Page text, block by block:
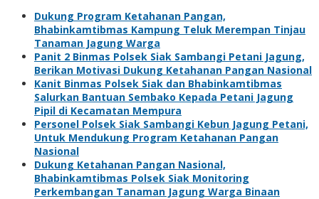
Dukung Program Ketahanan Pangan,
Bhabinkamtibmas Kampung Teluk Merempan Tinjau
Tanaman Jagung Warga
Panit 2 Binmas Polsek Siak Sambangi Petani Jagung,
Berikan Motivasi Dukung Ketahanan Pangan Nasional
Kanit Binmas Polsek Siak dan Bhabinkamtibmas
Salurkan Bantuan Sembako Kepada Petani Jagung
Pipil di Kecamatan Mempura
Personel Polsek Siak Sambangi Kebun Jagung Petani,
Untuk Mendukung Program Ketahanan Pangan
Nasional
Dukung Ketahanan Pangan Nasional,
Bhabinkamtibmas Polsek Siak Monitoring
Perkembangan Tanaman Jagung Warga Binaan